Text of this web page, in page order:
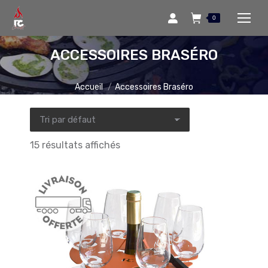
0
ACCESSOIRES BRASÉRO
Vous êtes ici :
Accueil Accessoires Braséro
15 résultats affichés